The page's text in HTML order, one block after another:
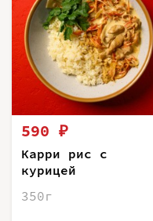
590 ₽
Карри рис с
курицей
350г